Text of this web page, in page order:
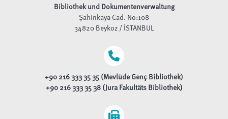
Bibliothek und Dokumentenverwaltung
Şahinkaya Cad. No:108
34820 Beykoz / İSTANBUL
+90 216 333 35 35 (Mevlüde Genç Bibliothek)
+90 216 333 35 38 (Jura Fakultäts Bibliothek)